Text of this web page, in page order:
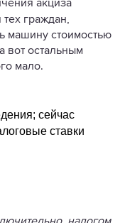
акциза
граждан,
машину стоимостью
вот остальным
мало.
сейчас
ставки